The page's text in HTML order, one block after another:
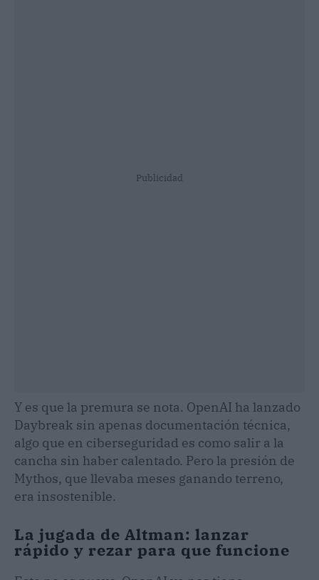
Publicidad
Y es que la premura se nota. OpenAI ha lanzado
Daybreak sin apenas documentación técnica,
algo que en ciberseguridad es como salir a la
cancha sin haber calentado. Pero la presión de
Mythos, que llevaba meses ganando terreno,
era insostenible.
La jugada de Altman: lanzar
rápido y rezar para que funcione